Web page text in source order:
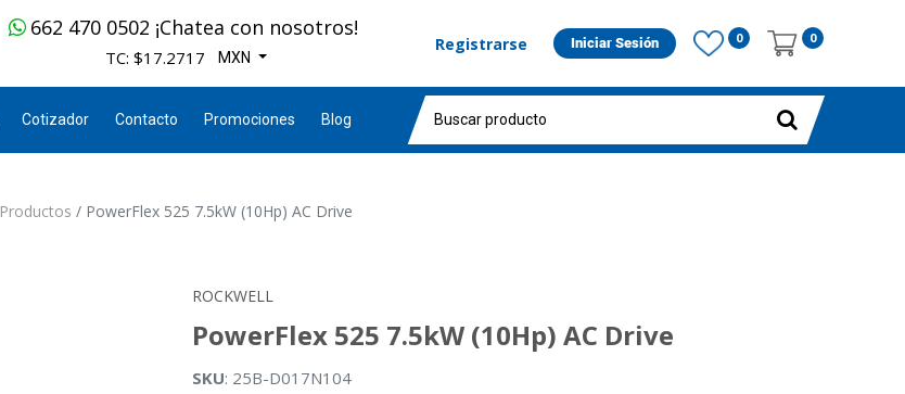
662 470 0502 ¡Chatea con nosotros!
TC: $17.2717 MXN
Registrarse Iniciar Sesión 0 0
Cotizador Contacto Promociones Blog
Productos PowerFlex 525 7.5kW (10Hp) AC Drive
ROCKWELL
PowerFlex 525 7.5kW (10Hp) AC Drive
SKU: 25B-D017N104